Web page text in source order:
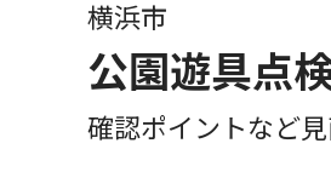
横浜市
公園遊具点
確認ポイントなど